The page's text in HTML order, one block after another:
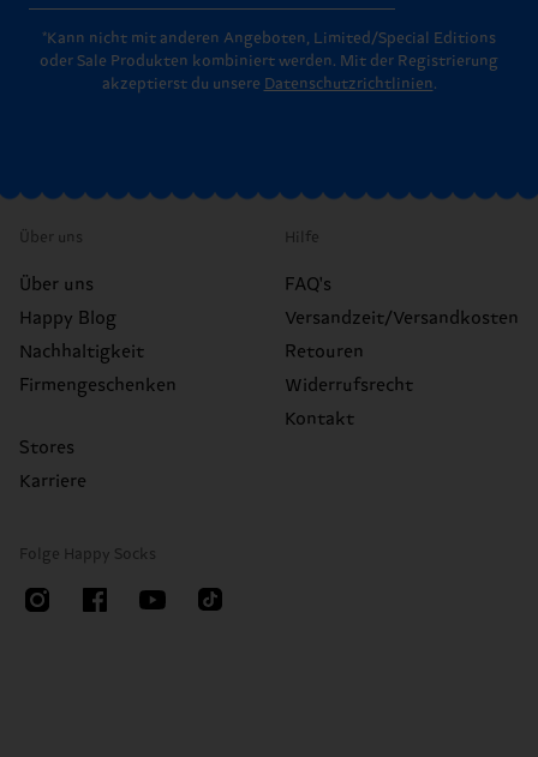
*Kann nicht mit anderen Angeboten, Limited/Special Editions
oder Sale Produkten kombiniert werden. Mit der Registrierung
akzeptierst du unsere Datenschutzrichtlinien.
Über uns
Über uns
Happy Blog
Nachhaltigkeit
Firmengeschenken
Stores
Karriere
Hilfe
FAQ's
Versandzeit/Versandkosten
Retouren
Widerrufsrecht
Kontakt
Folge Happy Socks